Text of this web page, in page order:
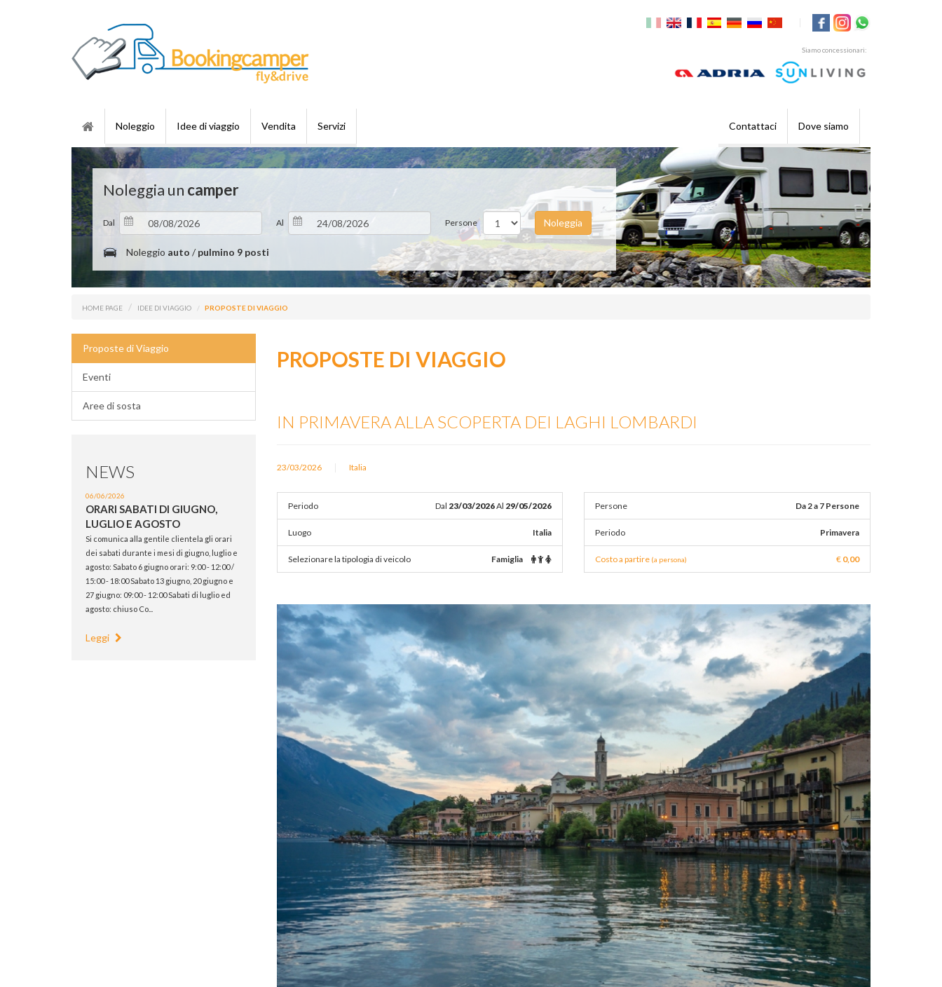
Siamo concessionari:
|
Noleggio Idee di viaggio Vendita Servizi Contattaci Dove siamo
Noleggia un camper
Dal Al Persone Noleggia
Noleggio auto / pulmino 9 posti
HOME PAGE IDEE DI VIAGGIO PROPOSTE DI VIAGGIO
Proposte di Viaggio
Eventi
Aree di sosta
NEWS
06/06/2026
ORARI SABATI DI GIUGNO,
LUGLIO E AGOSTO
Si comunica alla gentile clientela gli orari
dei sabati durante i mesi di giugno, luglio e
agosto: Sabato 6 giugno orari: 9:00 - 12:00 /
15:00 - 18:00 Sabato 13 giugno, 20 giugno e
27 giugno: 09:00 - 12:00 Sabati di luglio ed
agosto: chiuso Co...
Leggi
PROPOSTE DI VIAGGIO
IN PRIMAVERA ALLA SCOPERTA DEI LAGHI LOMBARDI
23/03/2026 | Italia
Periodo Dal 23/03/2026Al 29/05/2026
Luogo Italia
Selezionare la tipologia di veicolo Famiglia
Persone Da 2 a 7 Persone
Periodo Primavera
€ 0,00
Costo a partire (a persona)